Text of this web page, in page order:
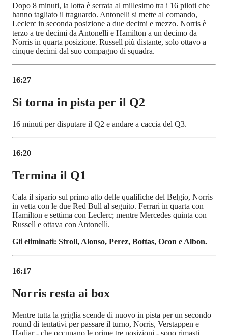
Dopo 8 minuti, la lotta è serrata al millesimo tra i 16 piloti che
hanno tagliato il traguardo. Antonelli si mette al comando,
Leclerc in seconda posizione a due decimi e mezzo. Norris è
terzo a tre decimi da Antonelli e Hamilton a un decimo da
Norris in quarta posizione. Russell più distante, solo ottavo a
cinque decimi dal suo compagno di squadra.
16:27
Si torna in pista per il Q2
16 minuti per disputare il Q2 e andare a caccia del Q3.
16:20
Termina il Q1
Cala il sipario sul primo atto delle qualifiche del Belgio, Norris
in vetta con le due Red Bull al seguito. Ferrari in quarta con
Hamilton e settima con Leclerc; mentre Mercedes quinta con
Russell e ottava con Antonelli.
Gli eliminati: Stroll, Alonso, Perez, Bottas, Ocon e Albon.
16:17
Norris resta ai box
Mentre tutta la griglia scende di nuovo in pista per un secondo
round di tentativi per passare il turno, Norris, Verstappen e
Hadjar - che occupano le prime tre posizioni - sono rimasti